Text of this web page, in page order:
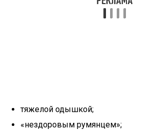
тяжелой одышкой;
«нездоровым румянцем»;